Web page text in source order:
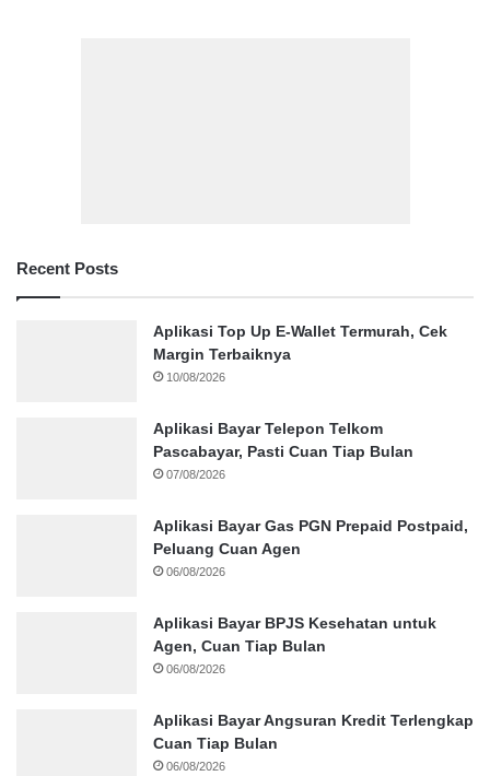
Recent Posts
Aplikasi Top Up E-Wallet Termurah, Cek
Margin Terbaiknya
10/08/2026
Aplikasi Bayar Telepon Telkom
Pascabayar, Pasti Cuan Tiap Bulan
07/08/2026
Aplikasi Bayar Gas PGN Prepaid Postpaid,
Peluang Cuan Agen
06/08/2026
Aplikasi Bayar BPJS Kesehatan untuk
Agen, Cuan Tiap Bulan
06/08/2026
Aplikasi Bayar Angsuran Kredit Terlengkap
Cuan Tiap Bulan
06/08/2026